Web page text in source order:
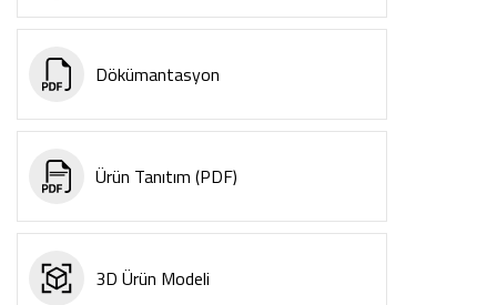
Dökümantasyon
Ürün Tanıtım (PDF)
3D Ürün Modeli